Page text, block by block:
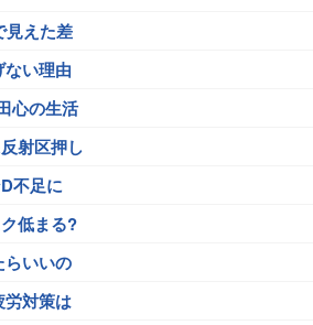
見えた差
い理由
心の生活
射区押し
不足に
低まる?
らいいの
労対策は